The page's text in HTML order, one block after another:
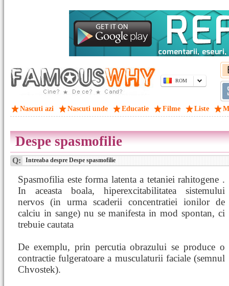
ROM
Nascuti azi Nascuti unde Educatie Filme Liste
Despe spasmofilie
Q: Intreaba despre Despe spasmofilie
Spasmofilia este forma latenta a tetaniei rahitogene .
In aceasta boala, hiperexcitabilitatea sistemului
nervos (in urma scaderii concentratiei ionilor de
calciu in sange) nu se manifesta in mod spontan, ci
trebuie cautata
De exemplu, prin percutia obrazului se produce o
contractie fulgeratoare a musculaturii faciale (semnul
Chvostek).